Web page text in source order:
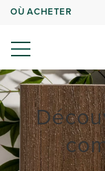
OÙ ACHETER